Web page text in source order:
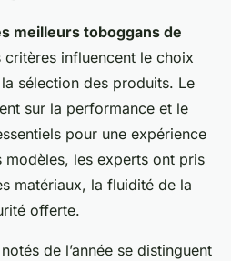
meilleurs toboggans de
critères influencent le choix
sélection des produits. Le
sur la performance et le
pour une expérience
modèles, les experts ont pris
matériaux, la fluidité de la
offerte.
de l’année se distinguent